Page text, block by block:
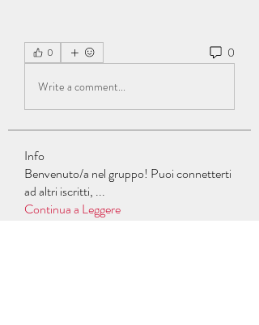
0 0
Write a comment...
Info
Benvenuto/a nel gruppo! Puoi connetterti
ad altri iscritti, ...
Continua a Leggere